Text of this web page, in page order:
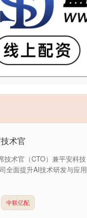
术官
技术官（CTO）兼平安科技
全面提升AI技术研发与应用
中联亿配